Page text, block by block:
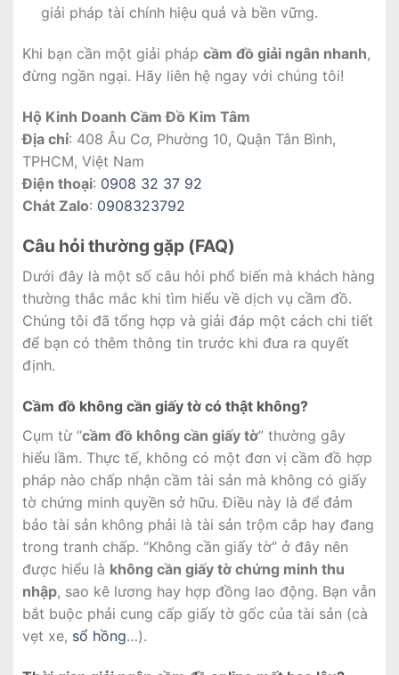
giải pháp tài chính hiệu quả và bền vững.
Khi bạn cần một giải pháp cầm đồ giải ngân nhanh,
đừng ngần ngại. Hãy liên hệ ngay với chúng tôi!
Hộ Kinh Doanh Cầm Đồ Kim Tâm
Địa chỉ: 408 Âu Cơ, Phường 10, Quận Tân Bình,
TPHCM, Việt Nam
Điện thoại: 0908 32 37 92
Chát Zalo: 0908323792
Câu hỏi thường gặp (FAQ)
Dưới đây là một số câu hỏi phổ biến mà khách hàng
thường thắc mắc khi tìm hiểu về dịch vụ cầm đồ.
Chúng tôi đã tổng hợp và giải đáp một cách chi tiết
để bạn có thêm thông tin trước khi đưa ra quyết
định.
Cầm đồ không cần giấy tờ có thật không?
Cụm từ “cầm đồ không cần giấy tờ” thường gây
hiểu lầm. Thực tế, không có một đơn vị cầm đồ hợp
pháp nào chấp nhận cầm tài sản mà không có giấy
tờ chứng minh quyền sở hữu. Điều này là để đảm
bảo tài sản không phải là tài sản trộm cắp hay đang
trong tranh chấp. “Không cần giấy tờ” ở đây nên
được hiểu là không cần giấy tờ chứng minh thu
nhập, sao kê lương hay hợp đồng lao động. Bạn vẫn
bắt buộc phải cung cấp giấy tờ gốc của tài sản (cà
vẹt xe, sổ hồng…).